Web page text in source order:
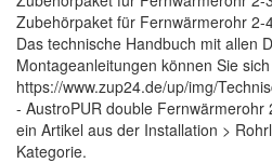
Zubehörpaket für Fernwärmerohr 2-
Das technische Handbuch mit allen
Montageanleitungen können Sie
https://www.zup24.de/up/img/
- AustroPUR double
ein Artikel aus der Installation >
Kategorie.